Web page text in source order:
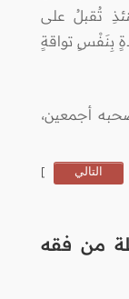
تُقبلُ على
بِنَفْسٍ تواقةٍ
أجمعين،
التالي ]
من فقه